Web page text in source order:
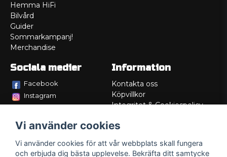
Hemma HiFi
Bilvård
Guider
Sommarkampanj!
Merchandise
Sociala medier
Facebook
Instagram
Information
Kontakta oss
Köpvillkor
Integritet & Cookiespolicy
Service/Garanti
Lådritning
Vi använder cookies
Vi använder cookies för att vår webbplats skall fungera
och erbjuda dig bästa upplevelse. Bekräfta ditt samtycke